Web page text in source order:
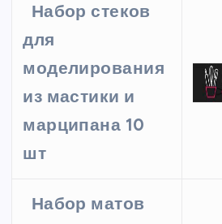
Набор стеков
для
моделирования
из мастики и
марципана 10
шт
Набор матов